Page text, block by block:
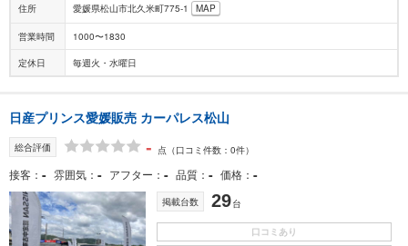
住所 愛媛県松山市北久米町775-1 MAP
営業時間 1000〜1830
定休日 毎週火・水曜日
日産プリンス愛媛販売 カーパレス松山
総合評価 - 点 （口コミ件数：0件）
接客 - 雰囲気 - アフター - 品質 - 価格 -
掲載台数 29台
口コミあり